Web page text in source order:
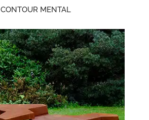
CONTOUR MENTAL